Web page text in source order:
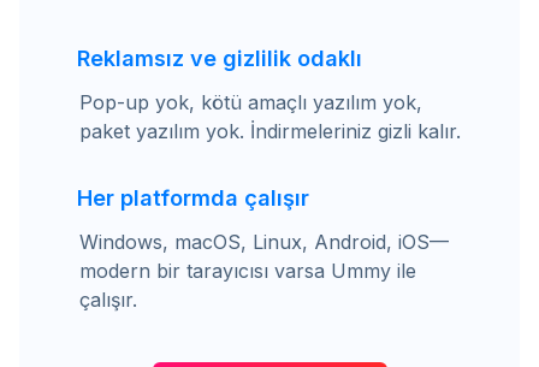
Reklamsız ve gizlilik odaklı
Pop-up yok, kötü amaçlı yazılım yok,
paket yazılım yok. İndirmeleriniz gizli kalır.
Her platformda çalışır
Windows, macOS, Linux, Android, iOS—
modern bir tarayıcısı varsa Ummy ile
çalışır.